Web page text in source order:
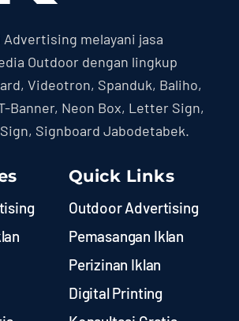
Advertising melayani jasa
Outdoor dengan lingkup
Videotron, Spanduk, Baliho,
Banner, Neon Box, Letter Sign,
Signboard Jabodetabek.
Quick Links
Outdoor Advertising
Pemasangan Iklan
Perizinan Iklan
Digital Printing